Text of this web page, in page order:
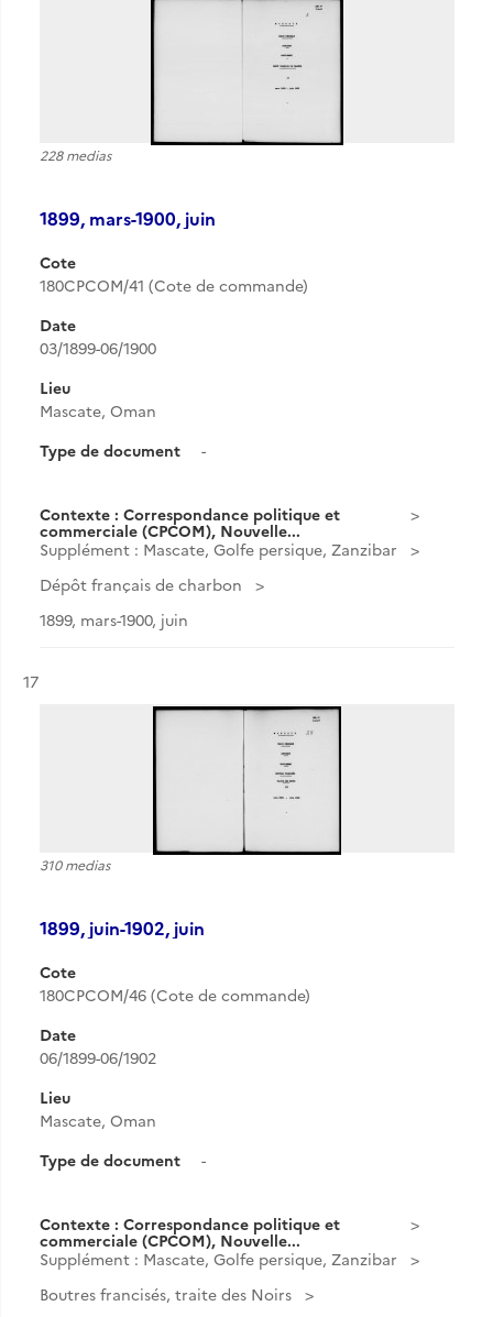
228 medias
1899, mars-1900, juin
Cote
180CPCOM/41 (Cote de commande)
Date
03/1899-06/1900
Lieu
Mascate, Oman
Type de document
-
Contexte : Correspondance politique et
commerciale (CPCOM), Nouvelle...
Supplément : Mascate, Golfe persique, Zanzibar
Dépôt français de charbon
1899, mars-1900, juin
Résultat n°
17
310 medias
1899, juin-1902, juin
Cote
180CPCOM/46 (Cote de commande)
Date
06/1899-06/1902
Lieu
Mascate, Oman
Type de document
-
Contexte : Correspondance politique et
commerciale (CPCOM), Nouvelle...
Supplément : Mascate, Golfe persique, Zanzibar
Boutres francisés, traite des Noirs